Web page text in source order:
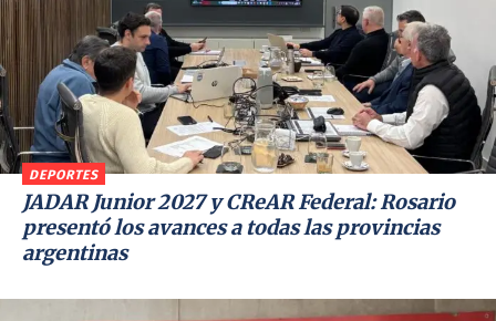
DEPORTES
JADAR Junior 2027 y CReAR Federal: Rosario
presentó los avances a todas las provincias
argentinas